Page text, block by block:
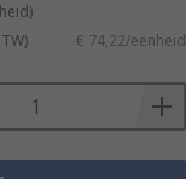
€ 74,22/eenheid